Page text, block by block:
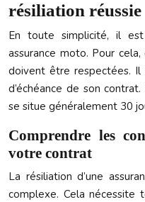
résiliation réussie
En toute simplicité, il
assurance moto. Pour
doivent être respectées.
d’échéance de son
se situe généralement 30
Comprendre les
votre contrat
La résiliation d’une
complexe. Cela nécessite